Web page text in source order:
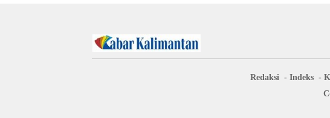
Redaksi Indeks